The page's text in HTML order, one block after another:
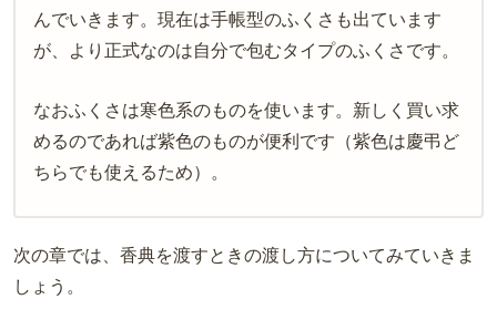
んでいきます。現在は手帳型のふくさも出ています
が、より正式なのは自分で包むタイプのふくさです。
なおふくさは寒色系のものを使います。新しく買い求
めるのであれば紫色のものが便利です（紫色は慶弔ど
ちらでも使えるため）。
次の章では、香典を渡すときの渡し方についてみていきま
しょう。